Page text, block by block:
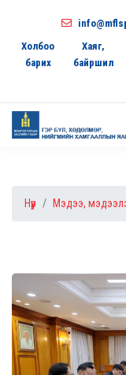
Холбоо
барих
Хаяг,
байршил
Нүүр Мэдээ,